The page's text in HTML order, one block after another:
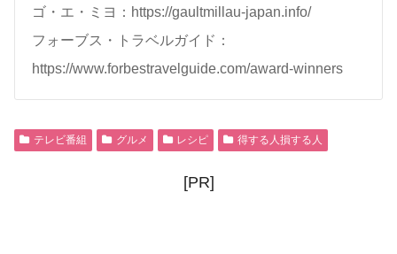
ゴ・エ・ミヨ：https://gaultmillau-japan.info/
フォーブス・トラベルガイド：
https://www.forbestravelguide.com/award-winners
テレビ番組 グルメ レシピ 得する人損する人
[PR]